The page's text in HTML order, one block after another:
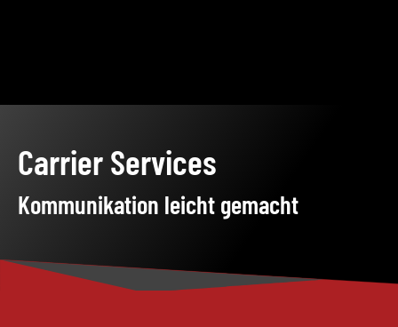
Carrier Services
Kommunikation leicht gemacht